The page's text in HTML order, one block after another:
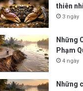
thiên
3 ngày
Những
Phạm
4 ngày
Những